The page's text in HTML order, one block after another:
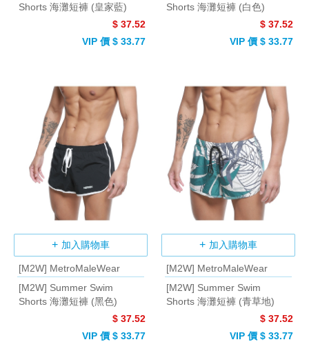
Shorts 海灘短褲 (皇家藍)
$ 37.52
VIP 價 $ 33.77
Shorts 海灘短褲 (白色)
$ 37.52
VIP 價 $ 33.77
加入購物車
[M2W] MetroMaleWear
[M2W] Summer Swim
Shorts 海灘短褲 (黑色)
$ 37.52
VIP 價 $ 33.77
加入購物車
[M2W] MetroMaleWear
[M2W] Summer Swim
Shorts 海灘短褲 (青草地)
$ 37.52
VIP 價 $ 33.77